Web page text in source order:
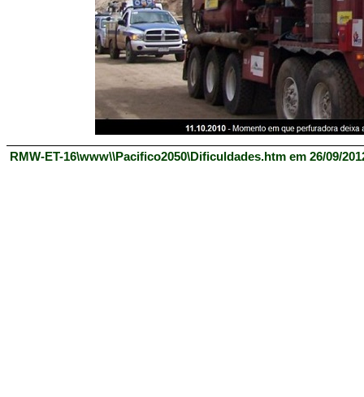
RMW-ET-16\www\\Pacifico2050\Dificuldades.htm em 26/09/